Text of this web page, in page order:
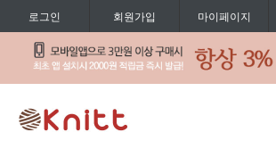
로그인 회원가입 마이페이지